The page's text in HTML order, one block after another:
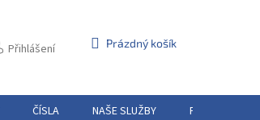
Přihlášení
NÁKUPNÍ
Prázdný košík
ČÍSLA NAŠE SLUŽBY PŮJČOVNA